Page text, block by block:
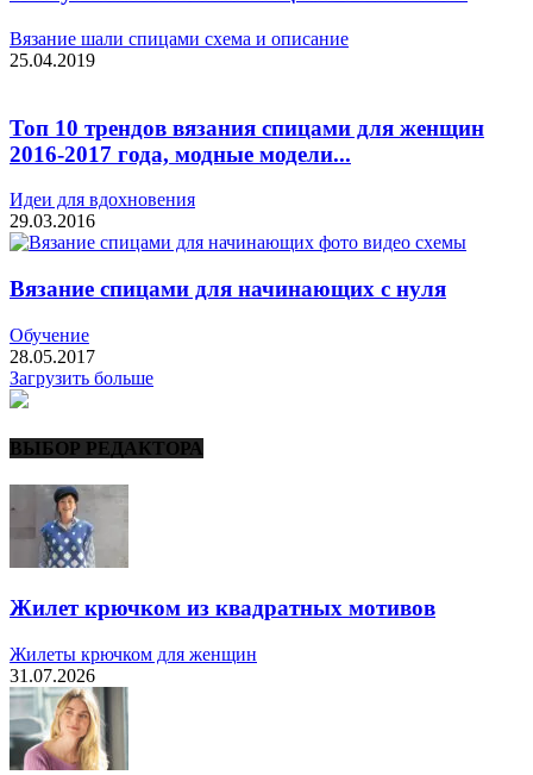
Вязание шали спицами схема и описание
25.04.2019
Топ 10 трендов вязания спицами для женщин
2016-2017 года, модные модели...
Идеи для вдохновения
29.03.2016
Вязание спицами для начинающих с нуля
Обучение
28.05.2017
Загрузить больше
ВЫБОР РЕДАКТОРА
Жилет крючком из квадратных мотивов
Жилеты крючком для женщин
31.07.2026